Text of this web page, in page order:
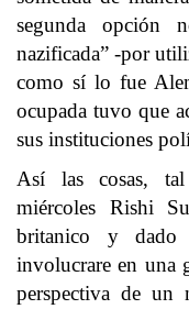
segunda opción
nazificada” -por
como sí lo fue
ocupada tuvo que
sus instituciones
Así las cosas,
miércoles Rishi
britanico y dado
involucrare en una
perspectiva de